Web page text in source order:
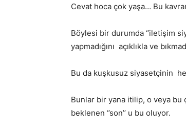
Cevat hoca çok yaşa… Bu
Böylesi bir durumda ‘’iletişim
yapmadığını açıklıkla ve
Bu da kuşkusuz siyasetçinin
Bunlar bir yana itilip, o veya bu
beklenen ‘’son’’ u bu oluyor.